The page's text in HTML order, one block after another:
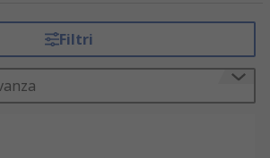
rotondi con i piedini
circolare
È ampiamente usato
strumenti MIDI e altre
Filtri